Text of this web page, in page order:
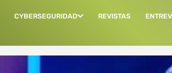
CYBERSEGURIDAD REVISTAS